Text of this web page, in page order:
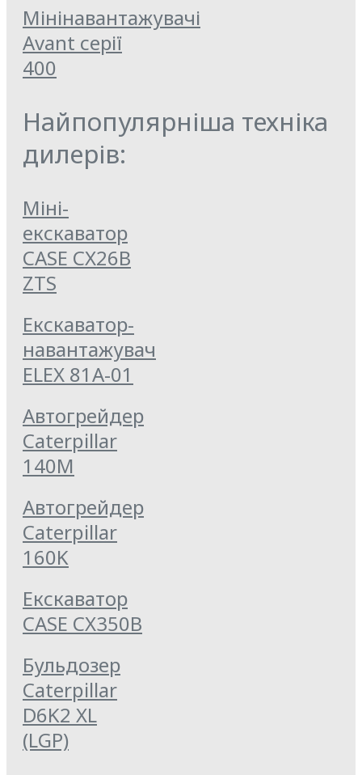
Мінінавантажувачі
Avant серії
400
Найпопулярніша техніка
дилерів:
Міні-
екскаватор
CASE CX26B
ZTS
Екскаватор-
навантажувач
ELEX 81А-01
Автогрейдер
Caterpillar
140M
Автогрейдер
Caterpillar
160K
Екскаватор
CASE CX350B
Бульдозер
Caterpillar
D6K2 XL
(LGP)